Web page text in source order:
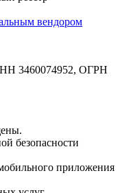
3460074952, ОГРН
безопасности
приложения